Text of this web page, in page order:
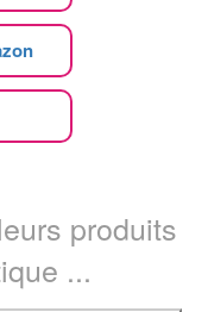
produits
...